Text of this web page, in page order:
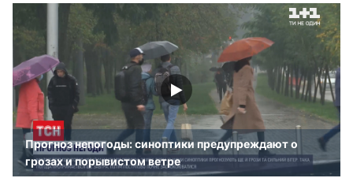
Прогноз непогоды: синоптики предупреждают о
грозах и порывистом ветре